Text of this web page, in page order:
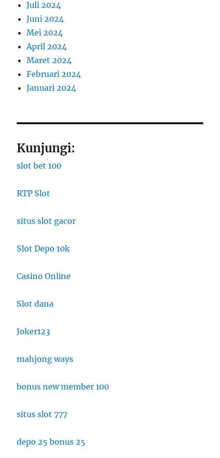
Juli 2024
Juni 2024
Mei 2024
April 2024
Maret 2024
Februari 2024
Januari 2024
Kunjungi:
slot bet 100
RTP Slot
situs slot gacor
Slot Depo 10k
Casino Online
Slot dana
Joker123
mahjong ways
bonus new member 100
situs slot 777
depo 25 bonus 25